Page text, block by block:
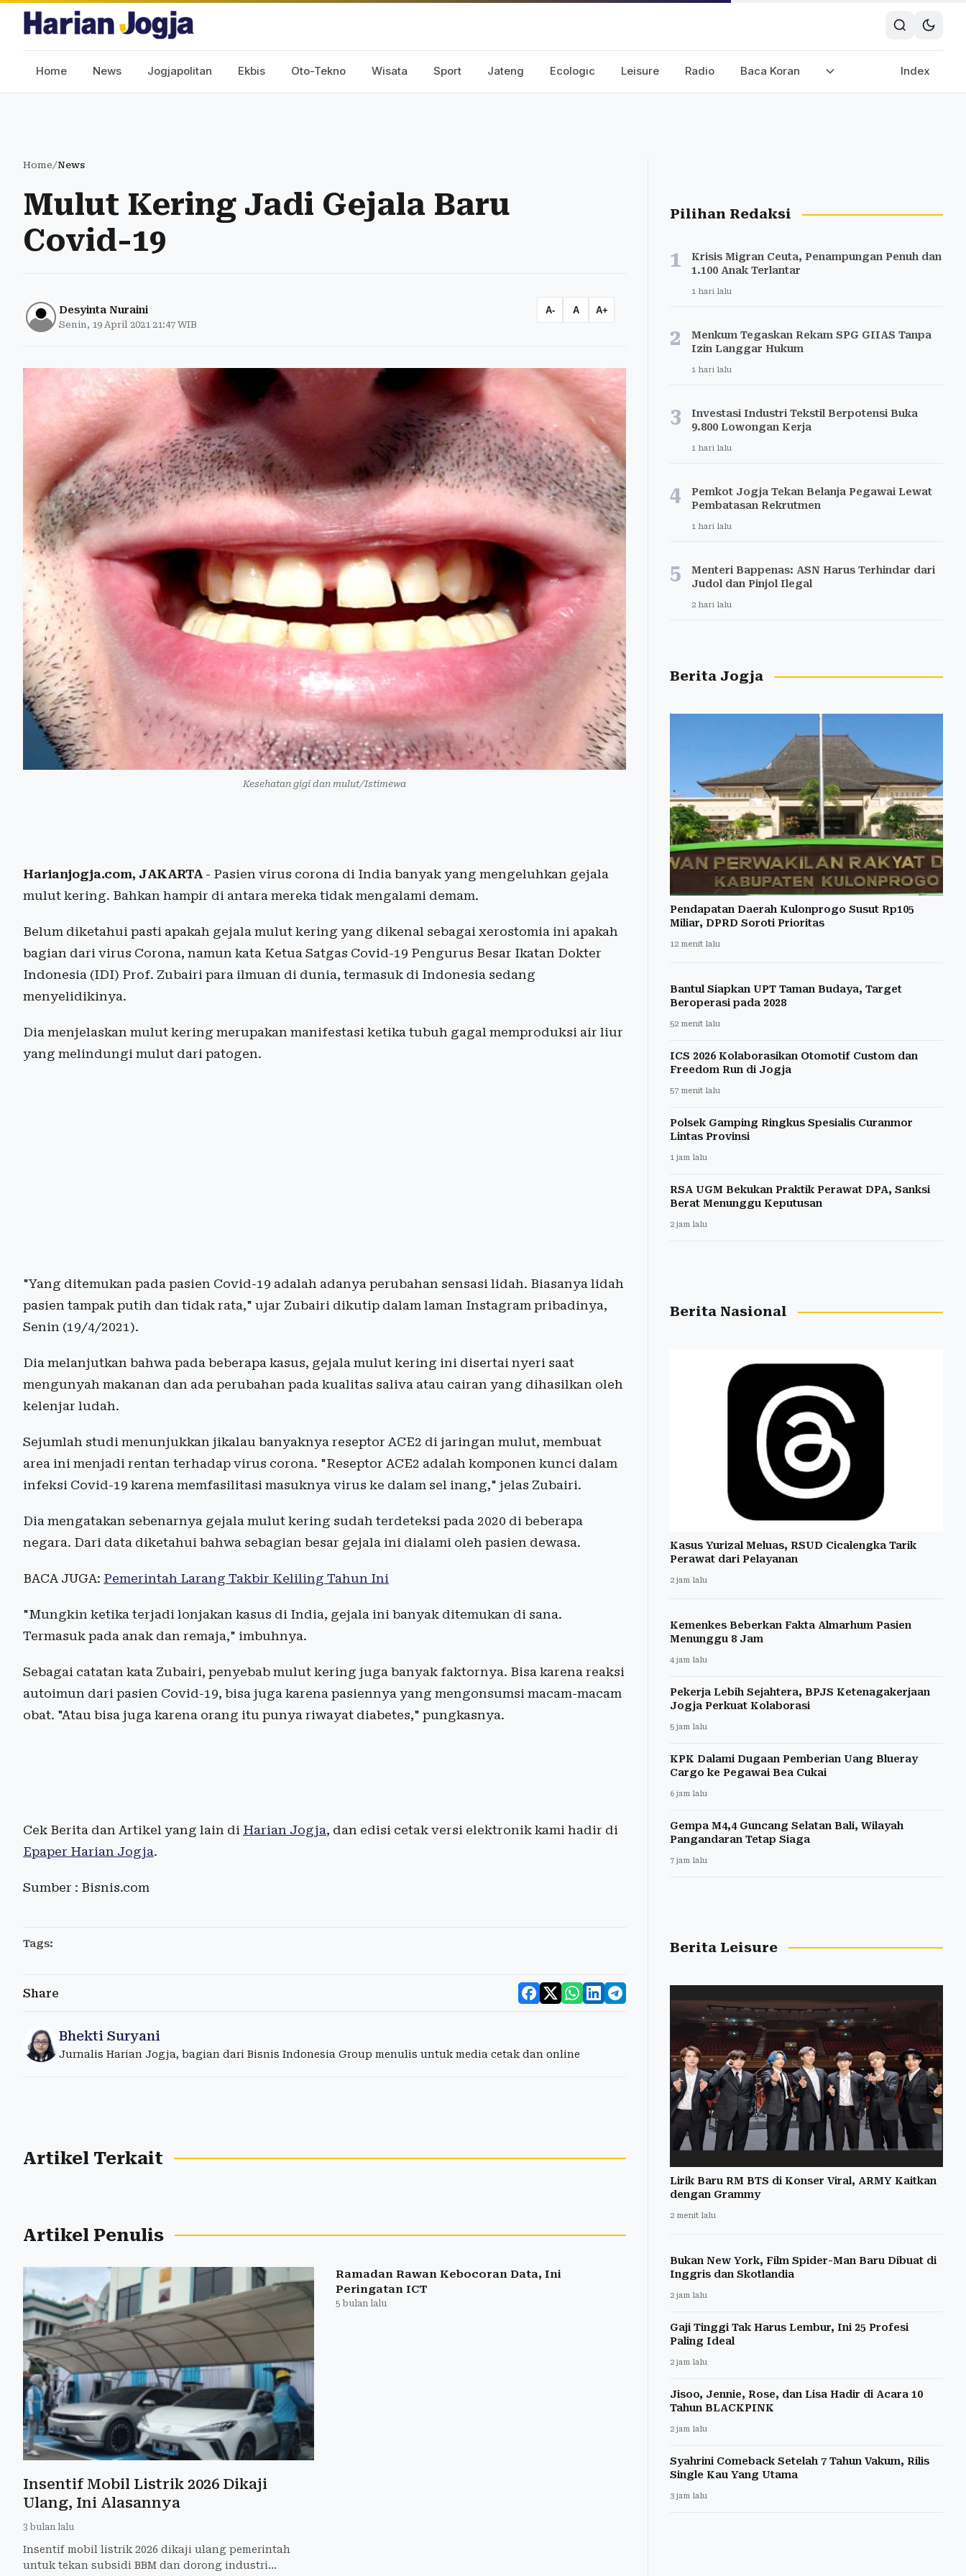
Home News Jogjapolitan Ekbis Oto-Tekno Wisata Sport Jateng Ecologic Leisure Radio Baca Koran Index
Home/News
Mulut Kering Jadi Gejala Baru
Covid-19
Desyinta Nuraini
Senin, 19 April 2021 21:47 WIB
A- A A+
Kesehatan gigi dan mulut/Istimewa
Harianjogja.com, JAKARTA- Pasien virus corona di India banyak yang mengeluhkan gejala
mulut kering. Bahkan hampir di antara mereka tidak mengalami demam.
Belum diketahui pasti apakah gejala mulut kering yang dikenal sebagai xerostomia ini apakah
bagian dari virus Corona, namun kata Ketua Satgas Covid-19 Pengurus Besar Ikatan Dokter
Indonesia (IDI) Prof. Zubairi para ilmuan di dunia, termasuk di Indonesia sedang
menyelidikinya.
Dia menjelaskan mulut kering merupakan manifestasi ketika tubuh gagal memproduksi air liur
yang melindungi mulut dari patogen.
"Yang ditemukan pada pasien Covid-19 adalah adanya perubahan sensasi lidah. Biasanya lidah
pasien tampak putih dan tidak rata," ujar Zubairi dikutip dalam laman Instagram pribadinya,
Senin (19/4/2021).
Dia melanjutkan bahwa pada beberapa kasus, gejala mulut kering ini disertai nyeri saat
mengunyah makanan dan ada perubahan pada kualitas saliva atau cairan yang dihasilkan oleh
kelenjar ludah.
Sejumlah studi menunjukkan jikalau banyaknya reseptor ACE2 di jaringan mulut, membuat
area ini menjadi rentan terhadap virus corona. "Reseptor ACE2 adalah komponen kunci dalam
infeksi Covid-19 karena memfasilitasi masuknya virus ke dalam sel inang," jelas Zubairi.
Dia mengatakan sebenarnya gejala mulut kering sudah terdeteksi pada 2020 di beberapa
negara. Dari data diketahui bahwa sebagian besar gejala ini dialami oleh pasien dewasa.
BACA JUGA: Pemerintah Larang Takbir Keliling Tahun Ini
"Mungkin ketika terjadi lonjakan kasus di India, gejala ini banyak ditemukan di sana.
Termasuk pada anak dan remaja," imbuhnya.
Sebagai catatan kata Zubairi, penyebab mulut kering juga banyak faktornya. Bisa karena reaksi
autoimun dari pasien Covid-19, bisa juga karena pasiennya yang mengonsumsi macam-macam
obat. "Atau bisa juga karena orang itu punya riwayat diabetes," pungkasnya.
Cek Berita dan Artikel yang lain di Harian Jogja, dan edisi cetak versi elektronik kami hadir di
Epaper Harian Jogja.
Sumber : Bisnis.com
Tags:
Share
Bhekti Suryani
Jurnalis Harian Jogja, bagian dari Bisnis Indonesia Group menulis untuk media cetak dan online
Artikel Terkait
Artikel Penulis
Insentif Mobil Listrik 2026 Dikaji
Ulang, Ini Alasannya
3 bulan lalu
Insentif mobil listrik 2026 dikaji ulang pemerintah
untuk tekan subsidi BBM dan dorong industri
Ramadan Rawan Kebocoran Data, Ini
Peringatan ICT
5 bulan lalu
Pilihan Redaksi
1
Krisis Migran Ceuta, Penampungan Penuh dan
1.100 Anak Terlantar
1 hari lalu
2
Menkum Tegaskan Rekam SPG GIIAS Tanpa
Izin Langgar Hukum
1 hari lalu
3
Investasi Industri Tekstil Berpotensi Buka
9.800 Lowongan Kerja
1 hari lalu
4
Pemkot Jogja Tekan Belanja Pegawai Lewat
Pembatasan Rekrutmen
1 hari lalu
5
Menteri Bappenas: ASN Harus Terhindar dari
Judol dan Pinjol Ilegal
2 hari lalu
Berita Jogja
Pendapatan Daerah Kulonprogo Susut Rp105
Miliar, DPRD Soroti Prioritas
12 menit lalu
Bantul Siapkan UPT Taman Budaya, Target
Beroperasi pada 2028
52 menit lalu
ICS 2026 Kolaborasikan Otomotif Custom dan
Freedom Run di Jogja
57 menit lalu
Polsek Gamping Ringkus Spesialis Curanmor
Lintas Provinsi
1 jam lalu
RSA UGM Bekukan Praktik Perawat DPA, Sanksi
Berat Menunggu Keputusan
2 jam lalu
Berita Nasional
Kasus Yurizal Meluas, RSUD Cicalengka Tarik
Perawat dari Pelayanan
2 jam lalu
Kemenkes Beberkan Fakta Almarhum Pasien
Menunggu 8 Jam
4 jam lalu
Pekerja Lebih Sejahtera, BPJS Ketenagakerjaan
Jogja Perkuat Kolaborasi
5 jam lalu
KPK Dalami Dugaan Pemberian Uang Blueray
Cargo ke Pegawai Bea Cukai
6 jam lalu
Gempa M4,4 Guncang Selatan Bali, Wilayah
Pangandaran Tetap Siaga
7 jam lalu
Berita Leisure
Lirik Baru RM BTS di Konser Viral, ARMY Kaitkan
dengan Grammy
2 menit lalu
Bukan New York, Film Spider-Man Baru Dibuat di
Inggris dan Skotlandia
2 jam lalu
Gaji Tinggi Tak Harus Lembur, Ini 25 Profesi
Paling Ideal
2 jam lalu
Jisoo, Jennie, Rose, dan Lisa Hadir di Acara 10
Tahun BLACKPINK
2 jam lalu
Syahrini Comeback Setelah 7 Tahun Vakum, Rilis
Single Kau Yang Utama
3 jam lalu